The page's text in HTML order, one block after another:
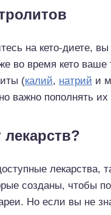
на кето-диете,
во время кето ваше
(калий, натрий и
важно пополнять их
лекарств?
лекарства,
созданы, чтобы
Но если вы не